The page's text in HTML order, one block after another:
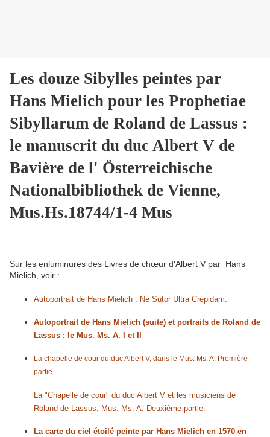
Les douze Sibylles peintes par
Hans Mielich pour les Prophetiae
Sibyllarum de Roland de Lassus :
le manuscrit du duc Albert V de
Bavière de l' Österreichische
Nationalbibliothek de Vienne,
Mus.Hs.18744/1-4 Mus
Sur les enluminures des Livres de chœur d'Albert V par Hans
Mielich, voir :
Autoportrait de Hans Mielich : Ne Sutor Ultra Crepidam.
Autoportrait de Hans Mielich (suite) et portraits de Roland de
Lassus : le Mus. Ms. A. I et II
La chapelle de cour du duc Albert V, dans le Mus. Ms. A. Première
partie.
La "Chapelle de cour" du duc Albert V et les musiciens de
Roland de Lassus, Mus. Ms. A. Deuxième partie.
La carte du ciel étoilé peinte par Hans Mielich en 1570 en